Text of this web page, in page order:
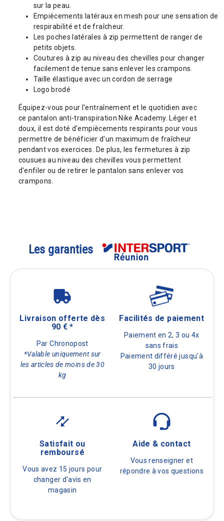
sur la peau.
Empiècements latéraux en mesh pour une sensation de
respirabilité et de fraîcheur.
Les poches latérales à zip permettent de ranger de
petits objets.
Coutures à zip au niveau des chevilles pour changer
facilement de tenue sans enlever les crampons.
Taille élastique avec un cordon de serrage
Logo brodé
Équipez-vous pour l'entraînement et le quotidien avec
ce pantalon anti-transpiration Nike Academy. Léger et
doux, il est doté d'empiècements respirants pour vous
permettre de bénéficier d'un maximum de fraîcheur
pendant vos exercices. De plus, les fermetures à zip
cousues au niveau des chevilles vous permettent
d'enfiler ou de retirer le pantalon sans enlever vos
crampons.
Les garanties
Livraison offerte dès
90 € *
Par Chronopost
*Valable uniquement sur
les articles de moins de 30
kg
Facilités de paiement
Paiement en 2, 3 ou 4x
sans frais
Paiement différé jusqu'à
30 jours
Satisfait ou
remboursé
Vous avez 15 jours pour
changer d'avis en
magasin
Aide & contact
Vous renseigner et
répondre à vos questions